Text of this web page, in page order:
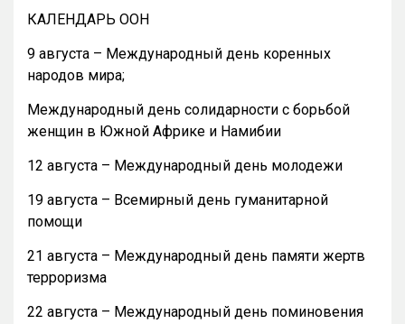
КАЛЕНДАРЬ ООН
9 августа – Международный день коренных
народов мира;
Международный день солидарности с борьбой
женщин в Южной Африке и Намибии
12 августа – Международный день молодежи
19 августа – Всемирный день гуманитарной
помощи
21 августа – Международный день памяти жертв
терроризма
22 августа – Международный день поминовения